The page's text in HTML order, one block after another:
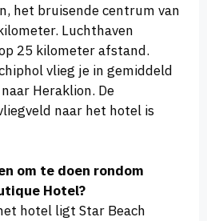
het bruisende centrum van
Luchthaven
25 kilometer afstand.
vlieg je in gemiddeld
Heraklion. De
naar het hotel is
om te doen rondom
Hotel?
hotel ligt Star Beach